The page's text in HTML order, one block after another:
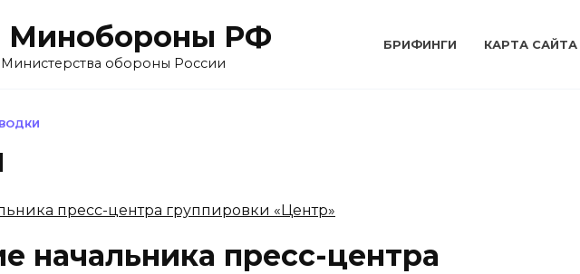
Минобороны РФ
обороны России
БРИФИНГИ КАРТА САЙТА
начальника пресс-центра